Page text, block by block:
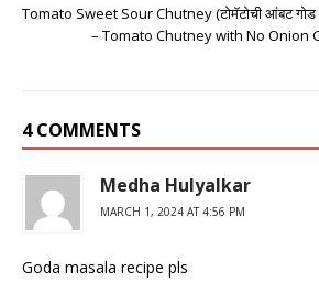
Tomato Sweet Sour Chutney (टोमॅटोची आंबट गोड
– Tomato Chutney with No Onion
4 COMMENTS
Medha Hulyalkar
MARCH 1, 2024 AT 4:56 PM
Goda masala recipe pls